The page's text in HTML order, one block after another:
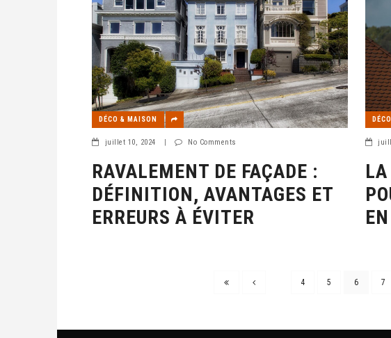
DÉCO & MAISON
juillet 10, 2024 | No Comments
RAVALEMENT DE FAÇADE :
DÉFINITION, AVANTAGES ET
ERREURS À ÉVITER
4 5 6 7